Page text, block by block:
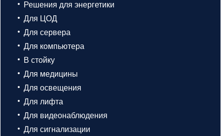
Решения для энергетики
Для ЦОД
Для сервера
Для компьютера
В стойку
Для медицины
Для освещения
Для лифта
Для видеонаблюдения
Для сигнализации